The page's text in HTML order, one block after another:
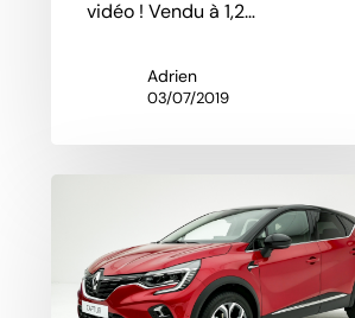
vidéo ! Vendu à 1,2…
Adrien
03/07/2019